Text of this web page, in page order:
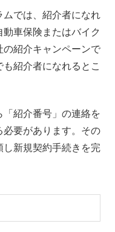
ムでは、紹介者になれ
車保険またはバイク
紹介キャンペーンで
紹介者になれるとこ
「紹介番号」の連絡を
必要があります。その
新規契約手続きを完